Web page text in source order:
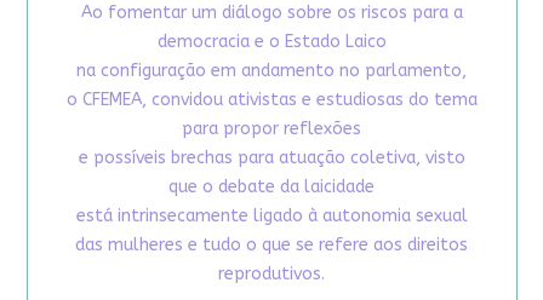
Ao fomentar um diálogo sobre os riscos para a
democracia e o Estado Laico
na configuração em andamento no parlamento,
o CFEMEA, convidou ativistas e estudiosas do tema
para propor reflexões
e possíveis brechas para atuação coletiva, visto
que o debate da laicidade
está intrinsecamente ligado à autonomia sexual
das mulheres e tudo o que se refere aos direitos
reprodutivos.